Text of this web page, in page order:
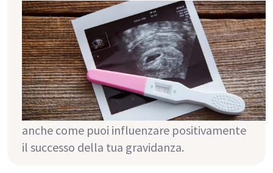
Gravidanza e trapianto: è possibile?
Hai subito un trapianto di rene e desideri
avere dei figli, ma non sei sicura che la
gravidanza sia possibile in queste
circostanze? Questo articolo ti spiega a cosa
devi prestare attenzione e quali difficoltà e
complicazioni possono insorgere. Scoprirai
anche come puoi influenzare positivamente
il successo della tua gravidanza.